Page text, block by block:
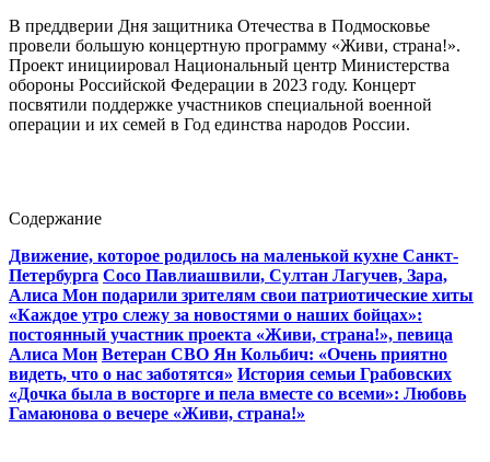
В преддверии Дня защитника Отечества в Подмосковье
провели большую концертную программу «Живи, страна!».
Проект инициировал Национальный центр Министерства
обороны Российской Федерации в 2023 году. Концерт
посвятили поддержке участников специальной военной
операции и их семей в Год единства народов России.
Содержание
Движение, которое родилось на маленькой кухне Санкт-
Петербурга Сосо Павлиашвили, Султан Лагучев, Зара,
Алиса Мон подарили зрителям свои патриотические хиты
«Каждое утро слежу за новостями о наших бойцах»:
постоянный участник проекта «Живи, страна!», певица
Алиса Мон Ветеран СВО Ян Кольбич: «Очень приятно
видеть, что о нас заботятся» История семьи Грабовских
«Дочка была в восторге и пела вместе со всеми»: Любовь
Гамаюнова о вечере «Живи, страна!»